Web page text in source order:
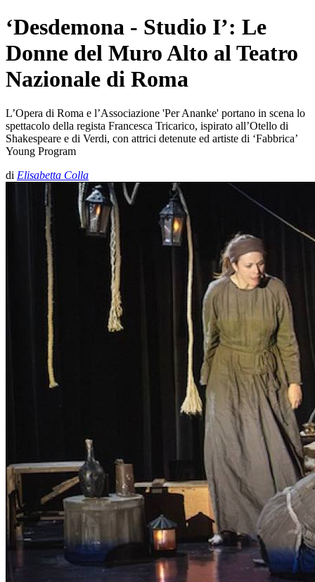
‘Desdemona - Studio I’: Le
Donne del Muro Alto al Teatro
Nazionale di Roma
L’Opera di Roma e l’Associazione 'Per Ananke' portano in scena lo
spettacolo della regista Francesca Tricarico, ispirato all’Otello di
Shakespeare e di Verdi, con attrici detenute ed artiste di ‘Fabbrica’
Young Program
di Elisabetta Colla